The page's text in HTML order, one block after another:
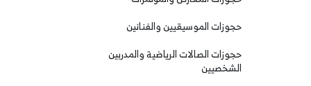
حجوزات الموسيقيين والفنانين
حجوزات الصالات الرياضية والمدربين
الشخصيين